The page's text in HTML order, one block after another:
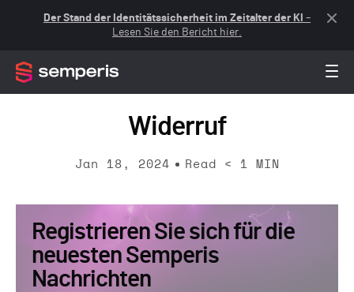
Der Stand der Identitätssicherheit im Zeitalter der KI –
Lesen Sie den Bericht hier.
Widerruf
Jan 18, 2024 Read < 1 MIN
Registrieren Sie sich für die
neuesten Semperis
Nachrichten